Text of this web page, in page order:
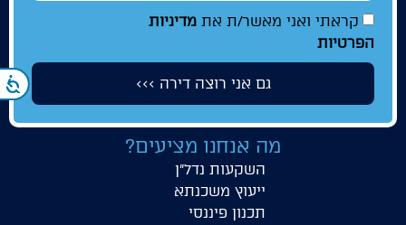
קראתי ואני מאשר/ת את מדיניות
הפרטיות
גם אני רוצה דירה >>>
מה אנחנו מציעים?
השקעות נדל"ן
ייעוץ משכנתא
תכנון פיננסי